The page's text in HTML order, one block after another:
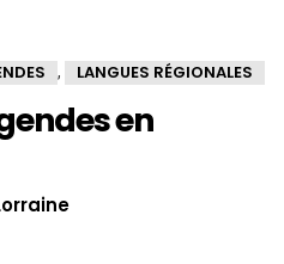
, LANGUES RÉGIONALES
en